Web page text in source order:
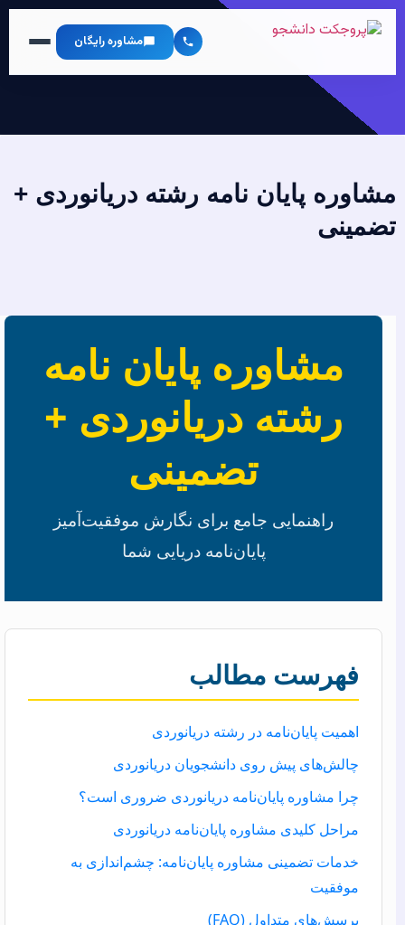
مشاوره رایگان
مشاوره پایان نامه رشته دریانوردی +
تضمینی
مشاوره پایان نامه
رشته دریانوردی +
تضمینی
راهنمایی جامع برای نگارش موفقیت‌آمیز
پایان‌نامه دریایی شما
فهرست مطالب
اهمیت پایان‌نامه در رشته دریانوردی
چالش‌های پیش روی دانشجویان دریانوردی
چرا مشاوره پایان‌نامه دریانوردی ضروری است؟
مراحل کلیدی مشاوره پایان‌نامه دریانوردی
خدمات تضمینی مشاوره پایان‌نامه: چشم‌اندازی به
موفقیت
پرسش‌های متداول (FAQ)